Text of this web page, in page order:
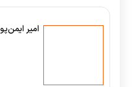
امیر